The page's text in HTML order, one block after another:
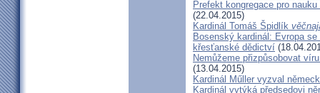
Prefekt kongregace pro
(22.04.2015)
Kardinál Tomáš Špidlík
Bosenský kardinál: Evropa
křesťanské dědictví
Nemůžeme přizpůsobovat
(13.04.2015)
Kardinál Műller vyzval
Kardinál vytýká předsedovi